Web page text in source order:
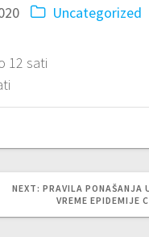
Uncategorized
12 sati
NEXT: NEXT
POST:
PRAVILA PONAŠANJA
VREME EPIDEMIJE